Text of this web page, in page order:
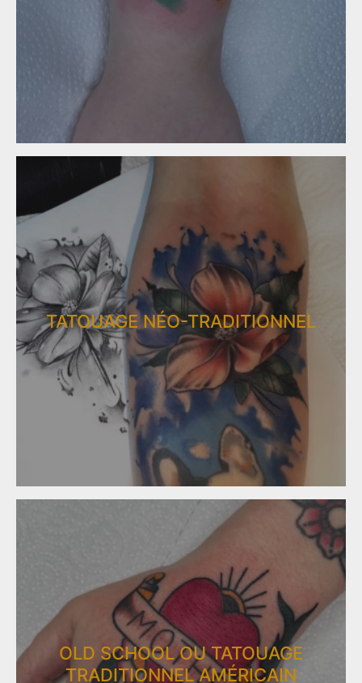
TATOUAGE NÉO-TRADITIONNEL
OLD SCHOOL OU TATOUAGE
TRADITIONNEL AMÉRICAIN